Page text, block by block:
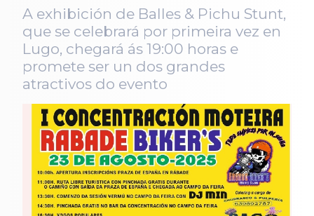
A exhibición de Balles & Pichu Stunt,
que se celebrará por primeira vez en
Lugo, chegará ás 19:00 horas e
promete ser un dos grandes
atractivos do evento